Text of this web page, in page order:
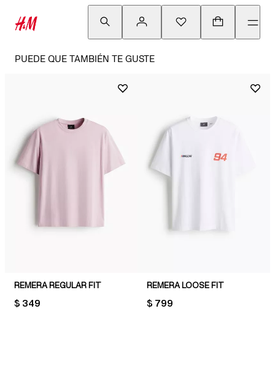
PUEDE QUE TAMBIÉN TE GUSTE
REMERA REGULAR FIT
PRICE:
$ 349
REMERA LOOSE FIT
PRICE:
$ 799